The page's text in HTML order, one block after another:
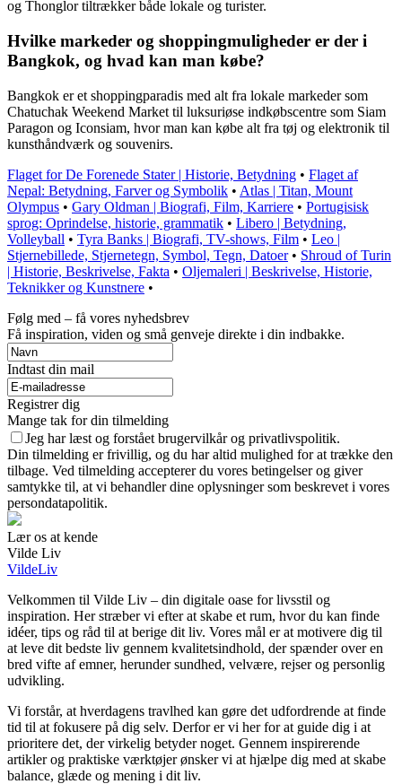
og Thonglor tiltrækker både lokale og turister.
Hvilke markeder og shoppingmuligheder er der i
Bangkok, og hvad kan man købe?
Bangkok er et shoppingparadis med alt fra lokale markeder som
Chatuchak Weekend Market til luksuriøse indkøbscentre som Siam
Paragon og Iconsiam, hvor man kan købe alt fra tøj og elektronik til
kunsthåndværk og souvenirs.
Flaget for De Forenede Stater | Historie, Betydning • Flaget af
Nepal: Betydning, Farver og Symbolik • Atlas | Titan, Mount
Olympus • Gary Oldman | Biografi, Film, Karriere • Portugisisk
sprog: Oprindelse, historie, grammatik • Libero | Betydning,
Volleyball • Tyra Banks | Biografi, TV-shows, Film • Leo |
Stjernebillede, Stjernetegn, Symbol, Tegn, Datoer• Shroud of Turin
| Historie, Beskrivelse, Fakta • Oljemaleri | Beskrivelse, Historie,
Teknikker og Kunstnere •
Følg med – få vores nyhedsbrev
Få inspiration, viden og små genveje direkte i din indbakke.
Indtast din mail
Registrer dig
Mange tak for din tilmelding
Jeg har læst og forstået brugervilkår og privatlivspolitik.
Din tilmelding er frivillig, og du har altid mulighed for at trække den
tilbage. Ved tilmelding accepterer du vores betingelser og giver
samtykke til, at vi behandler dine oplysninger som beskrevet i vores
persondatapolitik.
Lær os at kende
Vilde Liv
VildeLiv
Velkommen til Vilde Liv – din digitale oase for livsstil og
inspiration. Her stræber vi efter at skabe et rum, hvor du kan finde
idéer, tips og råd til at berige dit liv. Vores mål er at motivere dig til
at leve dit bedste liv gennem kvalitetsindhold, der spænder over en
bred vifte af emner, herunder sundhed, velvære, rejser og personlig
udvikling.
Vi forstår, at hverdagens travlhed kan gøre det udfordrende at finde
tid til at fokusere på dig selv. Derfor er vi her for at guide dig i at
prioritere det, der virkelig betyder noget. Gennem inspirerende
artikler og praktiske værktøjer ønsker vi at hjælpe dig med at skabe
balance, glæde og mening i dit liv.